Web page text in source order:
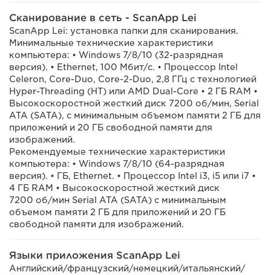
Сканирование в сеть - ScanApp Lei
ScanApp Lei: установка папки для сканирования.
Минимальные технические характеристики
компьютера: • Windows 7/8/10 (32-разрядная
версия). • Ethernet, 100 Мбит/с. • Процессор Intel
Celeron, Core-Duo, Core-2-Duo, 2,8 ГГц с технологией
Hyper-Threading (HT) или AMD Dual-Core • 2 ГБ RAM •
Высокоскоростной жесткий диск 7200 об/мин, Serial
ATA (SATA), с минимальным объемом памяти 2 ГБ для
приложений и 20 ГБ свободной памяти для
изображений.
Рекомендуемые технические характеристики
компьютера: • Windows 7/8/10 (64-разрядная
версия). • ГБ, Ethernet. • Процессор Intel i3, i5 или i7 •
4 ГБ RAM • Высокоскоростной жесткий диск
7200 об/мин Serial ATA (SATA) с минимальным
объемом памяти 2 ГБ для приложений и 20 ГБ
свободной памяти для изображений.
Языки приложения ScanApp Lei
Английский/французский/немецкий/итальянский/